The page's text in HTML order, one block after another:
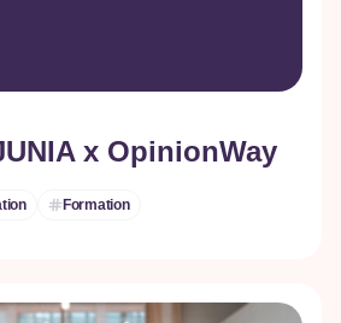
x OpinionWay
Formation